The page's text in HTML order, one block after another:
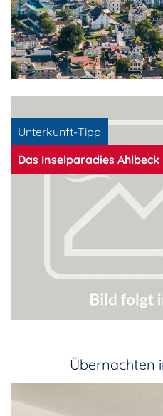
Unterkunft-Tipp
Das Inselparadies Ahlbeck
Übernachten